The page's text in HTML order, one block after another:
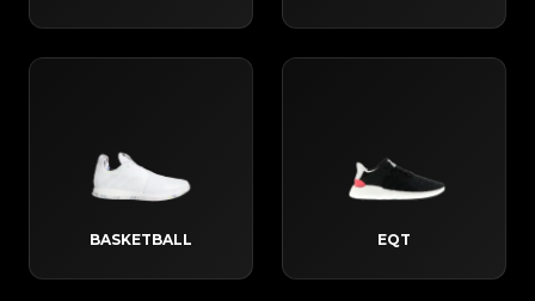
EQT
BASKETBALL